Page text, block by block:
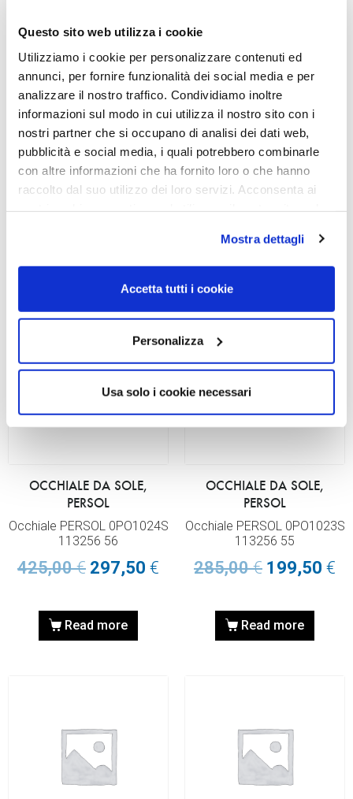
Questo sito web utilizza i cookie
Utilizziamo i cookie per personalizzare contenuti ed
annunci, per fornire funzionalità dei social media e per
analizzare il nostro traffico. Condividiamo inoltre
informazioni sul modo in cui utilizza il nostro sito con i
nostri partner che si occupano di analisi dei dati web,
pubblicità e social media, i quali potrebbero combinarle
con altre informazioni che ha fornito loro o che hanno
raccolto dal suo utilizzo dei loro servizi. Acconsenta ai
Mostra dettagli
Accetta tutti i cookie
Personalizza
Usa solo i cookie necessari
OCCHIALE DA SOLE,
PERSOL
Occhiale PERSOL 0PO1022S
113256 58
425,00€ 297,50 €
OCCHIALE DA SOLE,
PERSOL
Occhiale PERSOL 0PO1020S
113256 57
285,00€ 199,50
OCCHIALE DA SOLE,
PERSOL
Occhiale PERSOL 0PO1024S
113256 56
425,00€ 297,50 €
Read more
OCCHIALE DA SOLE,
PERSOL
Occhiale PERSOL 0PO1023S
113256 55
285,00€ 199,50 €
Read more